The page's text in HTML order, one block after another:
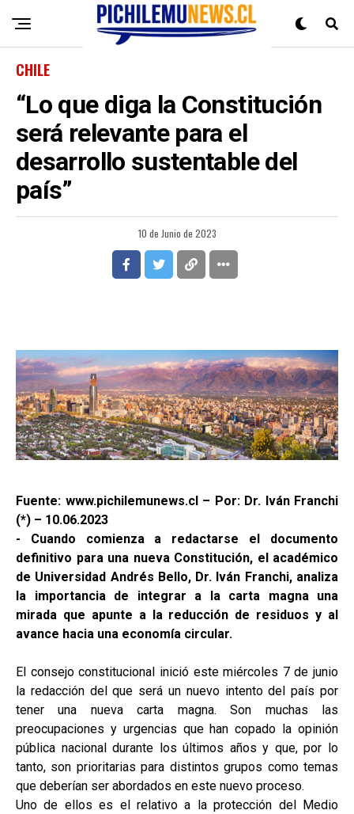
CHILE
“Lo que diga la Constitución
será relevante para el
desarrollo sustentable del
país”
10 de Junio de 2023
Fuente: www.pichilemunews.cl – Por: Dr. Iván Franchi
(*) – 10.06.2023
- Cuando comienza a redactarse el documento
definitivo para una nueva Constitución, el académico
de Universidad Andrés Bello, Dr. Iván Franchi, analiza
la importancia de integrar a la carta magna una
mirada que apunte a la reducción de residuos y al
avance hacia una economía circular.
El consejo constitucional inició este miércoles 7 de junio
la redacción del que será un nuevo intento del país por
tener una nueva carta magna. Son muchas las
preocupaciones y urgencias que han copado la opinión
pública nacional durante los últimos años y que, por lo
tanto, son prioritarias para distintos grupos como temas
que deberían ser abordados en este nuevo proceso.
Uno de ellos es el relativo a la protección del Medio